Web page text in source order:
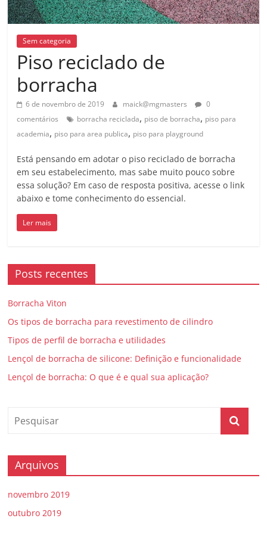
Sem categoria
Piso reciclado de
borracha
6 de novembro de 2019 maick@mgmasters
0
comentários
borracha reciclada, piso de borracha, piso para
academia, piso para area publica, piso para playground
Está pensando em adotar o piso reciclado de borracha
em seu estabelecimento, mas sabe muito pouco sobre
essa solução? Em caso de resposta positiva, acesse o link
abaixo e tome conhecimento do essencial.
Ler mais
Posts recentes
Borracha Viton
Os tipos de borracha para revestimento de cilindro
Tipos de perfil de borracha e utilidades
Lençol de borracha de silicone: Definição e funcionalidade
Lençol de borracha: O que é e qual sua aplicação?
Arquivos
novembro 2019
outubro 2019